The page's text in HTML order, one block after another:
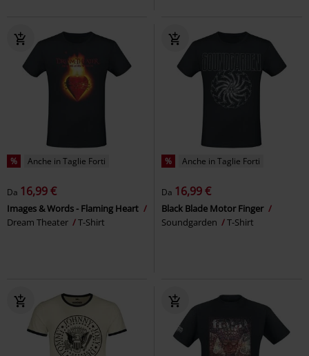
% Anche in Taglie Forti
Da 16,99 €
Images & Words - Flaming Heart
Dream Theater
T-Shirt
% Anche in Taglie Forti
Da 16,99 €
Black Blade Motor Finger
Soundgarden
T-Shirt